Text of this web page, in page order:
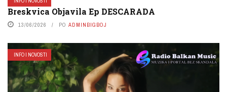
Breskvica Objavila Ep DESCARADA
13/06/2026 PO ADMINBIGBOJ
INFO I NOVOSTI